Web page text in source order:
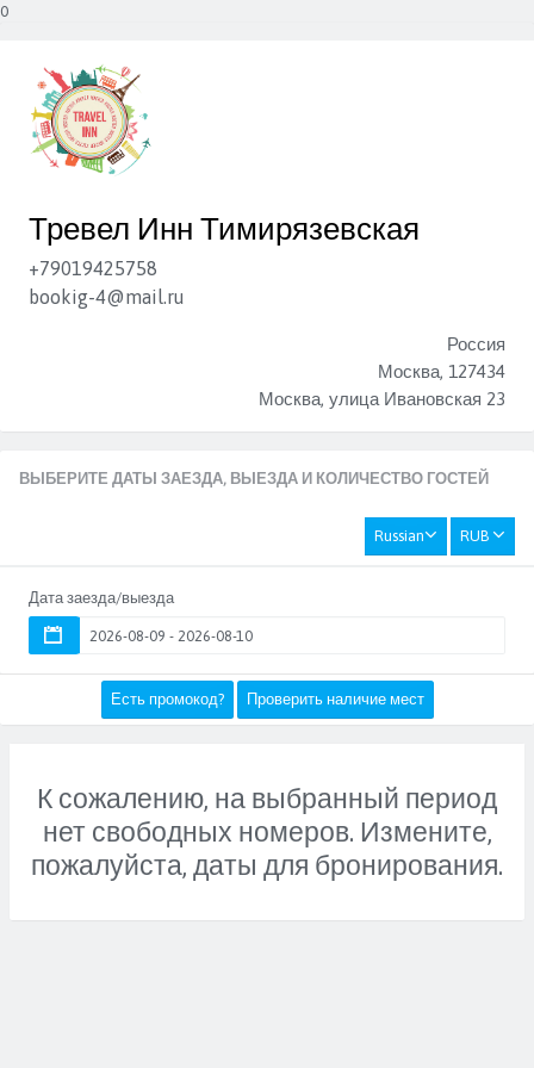
0
Тревел Инн Тимирязевская
+79019425758
bookig-4@mail.ru
Россия
Москва, 127434
Москва, улица Ивановская 23
ВЫБЕРИТЕ ДАТЫ ЗАЕЗДА, ВЫЕЗДА И КОЛИЧЕСТВО ГОСТЕЙ
Russian RUB
Дата заезда/выезда
Есть промокод? Проверить наличие мест
К сожалению, на выбранный период
нет свободных номеров. Измените,
пожалуйста, даты для бронирования.